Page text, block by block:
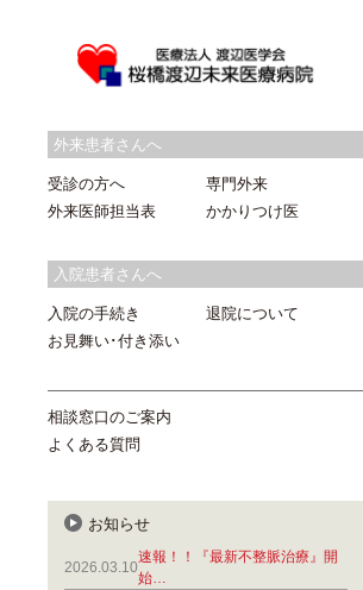
外来患者さんへ
受診の方へ
外来医師担当表
専門外来
かかりつけ医
入院患者さんへ
入院の手続き
お見舞い･付き添い
退院について
相談窓口のご案内
よくある質問
お知らせ
2026.03.10
速報！！『最新不整脈治療』開
始…